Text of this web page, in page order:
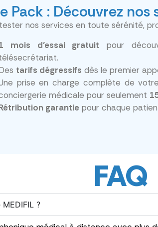
Pack : Découvrez nos
nos services en toute sérénité,
mois d’essai gratuit pour
tarifs dégressifs dès le premier
prise en charge complète de
médicale pour seulement
garantie pour chaque
FAQ
?